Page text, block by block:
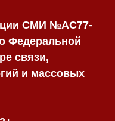
СМИ №AC77-
Федеральной
связи,
и массовых